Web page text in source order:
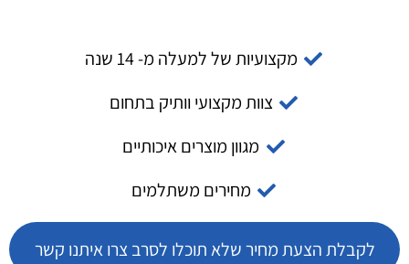
מקצועיות של למעלה מ- 14 שנה
צוות מקצועי וותיק בתחום
מגוון מוצרים איכותיים
מחירים משתלמים
לקבלת הצעת מחיר שלא תוכלו לסרב צרו איתנו קשר